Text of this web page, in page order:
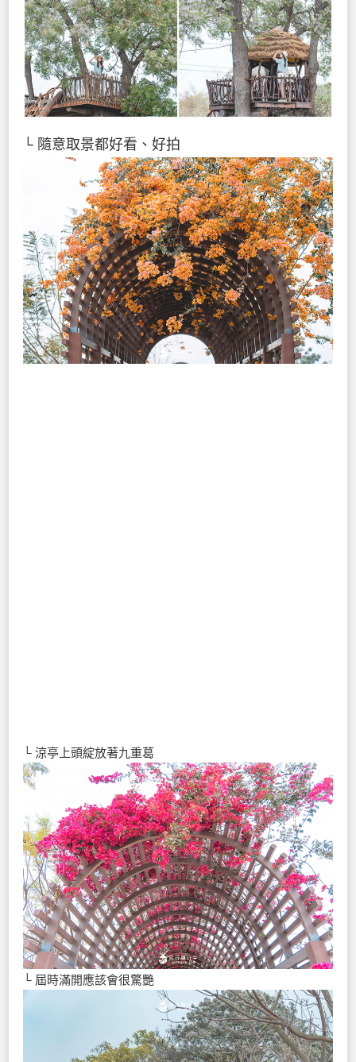
└ 隨意取景都好看、好拍
└ 涼亭上頭綻放著九重葛
└ 屆時滿開應該會很驚艷